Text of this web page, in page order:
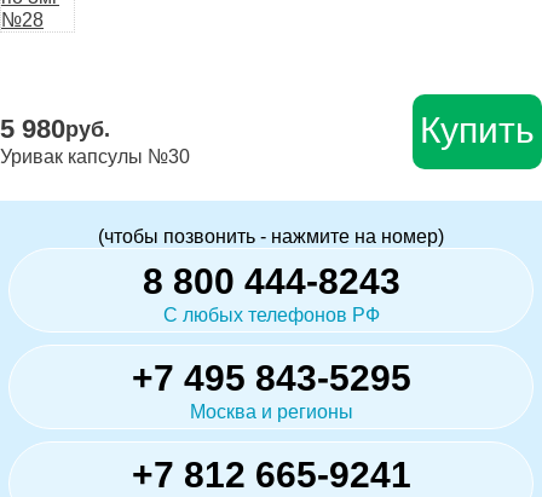
5 980руб.
Уривак капсулы №30
Купить
(чтобы позвонить - нажмите на номер)
8 800 444-8243
С любых телефонов РФ
+7 495 843-5295
Москва и регионы
+7 812 665-9241